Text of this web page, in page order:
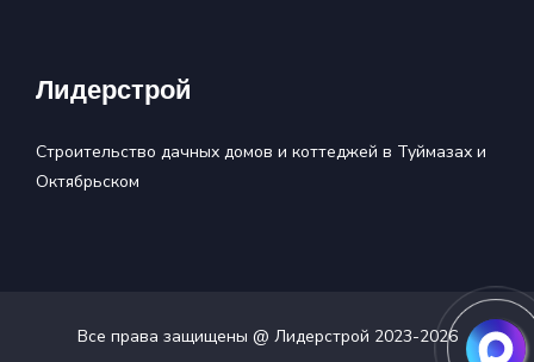
Лидерстрой
Строительство дачных домов и коттеджей в Туймазах и
Октябрьском
Все права защищены @ Лидерстрой 2023-2026